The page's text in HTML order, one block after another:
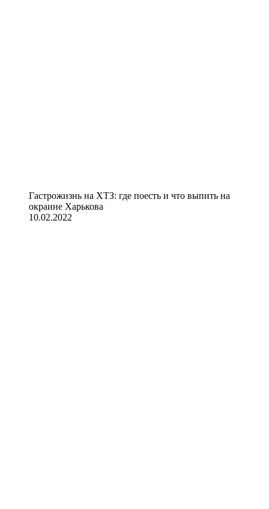
Гастрожизнь на ХТЗ: где поесть и что выпить на
окраине Харькова
10.02.2022